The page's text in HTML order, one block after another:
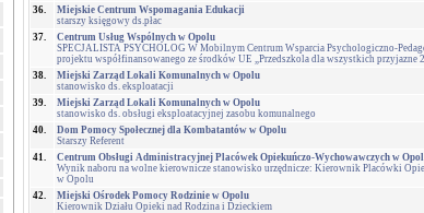
36.
Miejskie Centrum Wspomagania Edukacji
starszy księgowy ds.płac
37.
Centrum Usług Wspólnych w Opolu
SPECJALISTA PSYCHOLOG W Mobilnym Centrum Wsparcia Psychologiczno-
projektu współfinansowanego ze środków UE „Przedszkola dla wszystkich przyjazne
38.
Miejski Zarząd Lokali Komunalnych w Opolu
stanowisko ds. eksploatacji
39.
Miejski Zarząd Lokali Komunalnych w Opolu
stanowisko ds. obsługi eksploatacyjnej zasobu komunalnego
40.
Dom Pomocy Społecznej dla Kombatantów w Opolu
Starszy Referent
41.
Centrum Obsługi Administracyjnej Placówek Opiekuńczo-Wychowawczych w
Wynik naboru na wolne kierownicze stanowisko urzędnicze: Kierownik Placówki
w Opolu
42.
Miejski Ośrodek Pomocy Rodzinie w Opolu
Kierownik Działu Opieki nad Rodzina i Dzieckiem